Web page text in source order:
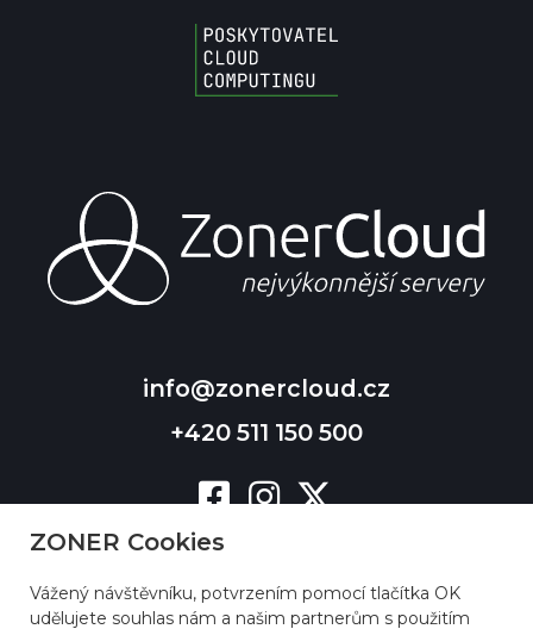
info@zonercloud.cz
+420 511 150 500
ZONER Cookies
Vážený návštěvníku, potvrzením pomocí tlačítka OK
udělujete souhlas nám a našim partnerům s použitím